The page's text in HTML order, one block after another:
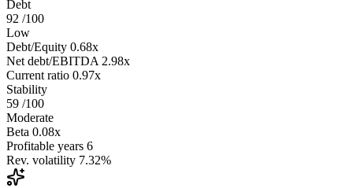
Debt
92 /100
Low
Debt/Equity 0.68x
Net debt/EBITDA 2.98x
Current ratio 0.97x
Stability
59 /100
Moderate
Beta 0.08x
Profitable years 6
Rev. volatility 7.32%